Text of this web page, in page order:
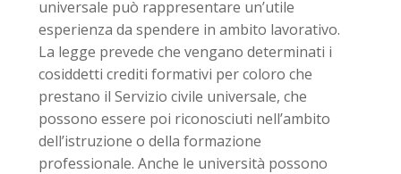
universale può rappresentare un’utile
esperienza da spendere in ambito lavorativo.
La legge prevede che vengano determinati i
cosiddetti crediti formativi per coloro che
prestano il Servizio civile universale, che
possono essere poi riconosciuti nell’ambito
dell’istruzione o della formazione
professionale. Anche le università possono